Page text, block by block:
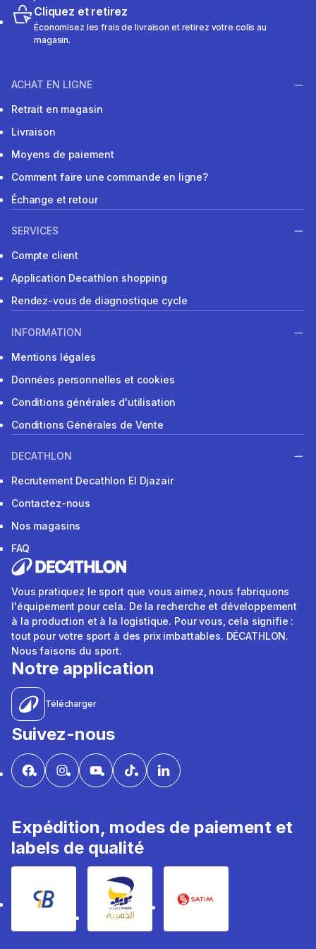
Cliquez et retirez
Économisez les frais de livraison et retirez votre colis au
magasin.
ACHAT EN LIGNE
Retrait en magasin
Livraison
Moyens de paiement
Comment faire une commande en ligne?
Échange et retour
SERVICES
Compte client
Application Decathlon shopping
Rendez-vous de diagnostique cycle
INFORMATION
Mentions légales
Données personnelles et cookies
Conditions générales d'utilisation
Conditions Générales de Vente
DECATHLON
Recrutement Decathlon El Djazair
Contactez-nous
Nos magasins
FAQ
Vous pratiquez le sport que vous aimez, nous fabriquons
l'équipement pour cela. De la recherche et développement
à la production et à la logistique. Pour vous, cela signifie :
tout pour votre sport à des prix imbattables. DÉCATHLON.
Nous faisons du sport.
Notre application
Télécharger
Suivez-nous
Expédition, modes de paiement et
labels de qualité